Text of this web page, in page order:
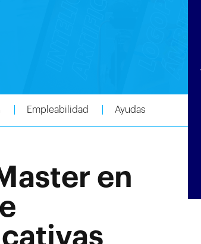
Empleabilidad Ayudas
en